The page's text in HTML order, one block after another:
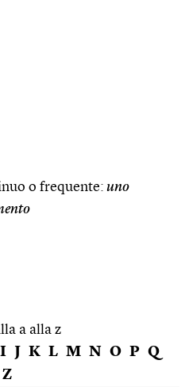
o frequente: uno
a alla z
I J K L M N O P Q
Z